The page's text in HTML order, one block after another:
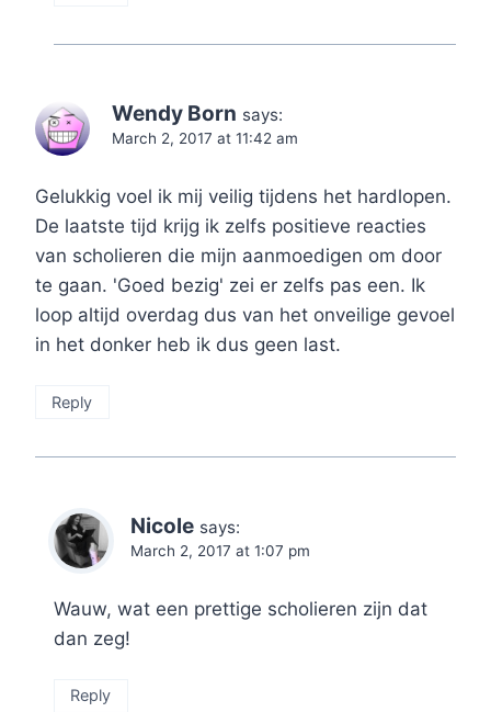
Wendy Born says:
March 2, 2017 at 11:42 am
Gelukkig voel ik mij veilig tijdens het hardlopen.
De laatste tijd krijg ik zelfs positieve reacties
van scholieren die mijn aanmoedigen om door
te gaan. 'Goed bezig' zei er zelfs pas een. Ik
loop altijd overdag dus van het onveilige gevoel
in het donker heb ik dus geen last.
Reply
Nicole says:
March 2, 2017 at 1:07 pm
Wauw, wat een prettige scholieren zijn dat
dan zeg!
Reply